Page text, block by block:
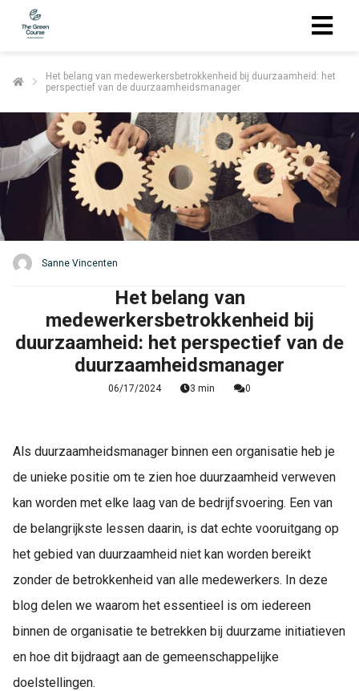
Het belang van medewerkersbetrokkenheid bij duurzaamheid: het
perspectief van de duurzaamheidsmanager
Sanne Vincenten
Het belang van
medewerkersbetrokkenheid bij
duurzaamheid: het perspectief van de
duurzaamheidsmanager
06/17/2024 3 min 0
Als duurzaamheidsmanager binnen een organisatie heb je
de unieke positie om te zien hoe duurzaamheid verweven
kan worden met elke laag van de bedrijfsvoering. Een van
de belangrijkste lessen daarin, is dat echte vooruitgang op
het gebied van duurzaamheid niet kan worden bereikt
zonder de betrokkenheid van alle medewerkers. In deze
blog delen we waarom het essentieel is om iedereen
binnen de organisatie te betrekken bij duurzame initiatieven
en hoe dit bijdraagt aan de gemeenschappelijke
doelstellingen.